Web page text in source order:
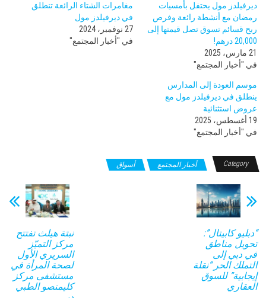
ديرفيلدز مول يحتفل بأمسيات
رمضان مع أنشطة رائعة وفرص
ربح قسائم تسوق تصل قيمتها إلى
20,000 درهم!
21 مارس، 2025
في "أخبار المجتمع"
مغامرات الشتاء الرائعة تنطلق
في ديرفيلدز مول
27 نوفمبر، 2024
في "أخبار المجتمع"
موسم العودة إلى المدارس
ينطلق في ديرفيلدز مول مع
عروض استثنائية
19 أغسطس، 2025
في "أخبار المجتمع"
Category أخبار المجتمع أسواق
نبتة هيلث تفتتح
مركز التميّز
السريري الأول
لصحة المرأة في
مستشفى مركز
كليمنصو الطبي
“دبليو كابيتال”:
تحويل مناطق
في دبي إلى
التملك الحر “نقلة
إيجابية” للسوق
العقاري